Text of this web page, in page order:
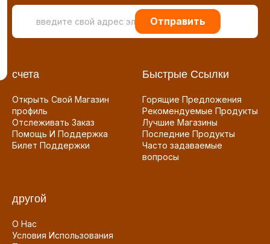
Отправить
счета
Открыть Свой Магазин
профиль
Отслеживать Заказ
Помощь И Поддержка
Билет Поддержки
Быстрые Ссылки
Горящие Предложения
Рекомендуемые Продукты
Лучшие Магазины
Последние Продукты
Часто задаваемые
вопросы
другой
О Нас
Условия Использования